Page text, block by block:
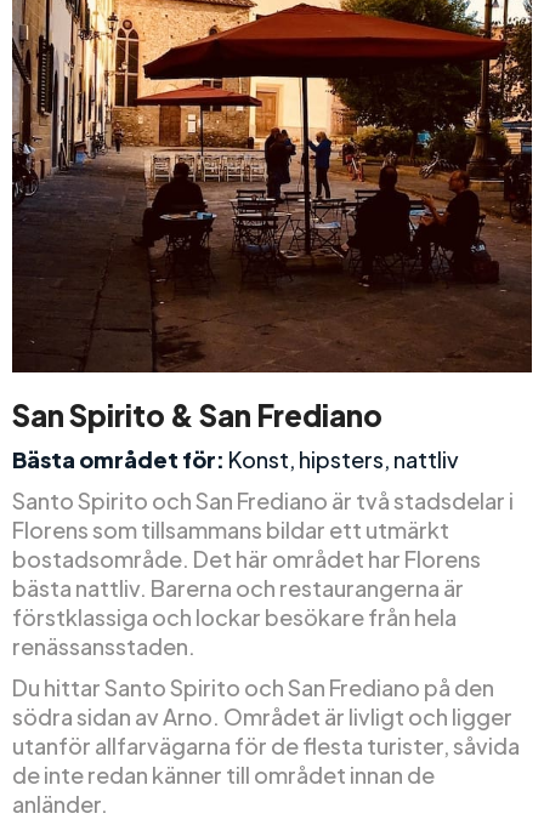
San Spirito & San Frediano
Bästa området för: Konst, hipsters, nattliv
Santo Spirito och San Frediano är två stadsdelar i
Florens som tillsammans bildar ett utmärkt
bostadsområde. Det här området har Florens
bästa nattliv. Barerna och restaurangerna är
förstklassiga och lockar besökare från hela
renässansstaden.
Du hittar Santo Spirito och San Frediano på den
södra sidan av Arno. Området är livligt och ligger
utanför allfarvägarna för de flesta turister, såvida
de inte redan känner till området innan de
anländer.